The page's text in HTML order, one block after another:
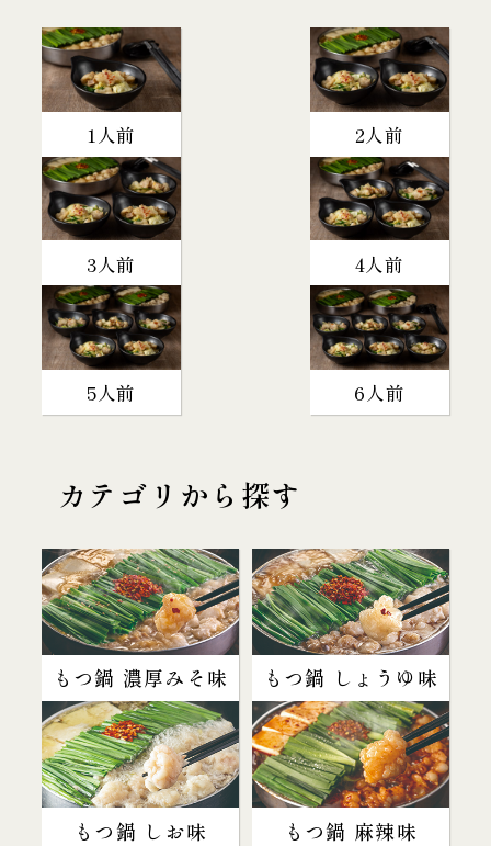
1人前 2人前
3人前 4人前
5人前 6人前
カテゴリから探す
もつ鍋 濃厚みそ味 もつ鍋 しょうゆ味
もつ鍋 しお味 もつ鍋 麻辣味